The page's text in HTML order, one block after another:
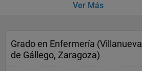
Ver Más
Grado en Enfermería (Villanueva
de Gállego, Zaragoza)